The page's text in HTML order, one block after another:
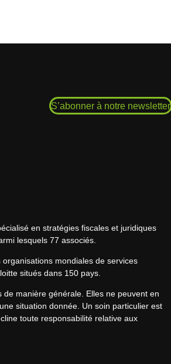
S’abonner à notre newsletter
en stratégies fiscales et juridiques
lesquels 77 associés.
mondiales de services
situés dans 150 pays.
manière générale. Elles ne peuvent en
situation donnée. Un soin particulier est
toute responsabilité relative aux